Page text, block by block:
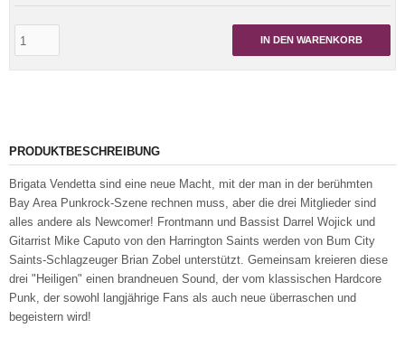
IN DEN WARENKORB
PRODUKTBESCHREIBUNG
Brigata Vendetta sind eine neue Macht, mit der man in der berühmten
Bay Area Punkrock-Szene rechnen muss, aber die drei Mitglieder sind
alles andere als Newcomer! Frontmann und Bassist Darrel Wojick und
Gitarrist Mike Caputo von den Harrington Saints werden von Bum City
Saints-Schlagzeuger Brian Zobel unterstützt. Gemeinsam kreieren diese
drei "Heiligen" einen brandneuen Sound, der vom klassischen Hardcore
Punk, der sowohl langjährige Fans als auch neue überraschen und
begeistern wird!